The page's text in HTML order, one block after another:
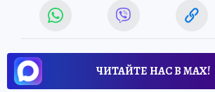
ЧИТАЙТЕ НАС В МАХ!